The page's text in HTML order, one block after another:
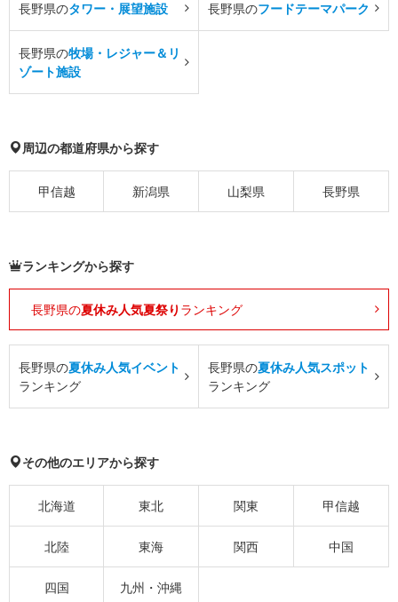
長野県のタワー・展望施設 長野県のフードテーマパーク
長野県の牧場・レジャー＆リ
ゾート施設
周辺の都道府県から探す
甲信越 新潟県 山梨県 長野県
ランキングから探す
長野県の夏休み人気夏祭り ランキング
長野県の夏休み人気イベント
ランキング
長野県の夏休み人気スポット
ランキング
その他のエリアから探す
北海道 東北 関東 甲信越
北陸 東海 関西 中国
四国 九州・沖縄